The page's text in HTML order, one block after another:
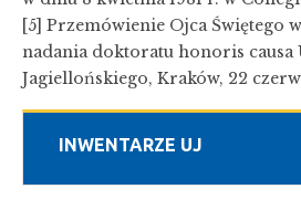
INWENTARZE UJ
[5] Przemówienie Ojca Świętego
nadania doktoratu honoris causa
Jagiellońskiego, Kraków, 22